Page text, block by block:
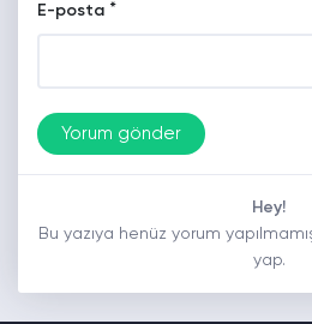
E-posta *
Hey!
Bu yazıya henüz yorum
yap.